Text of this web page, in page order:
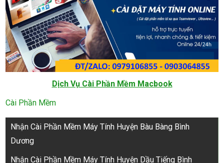
Dịch Vụ Cài Phần Mềm Macbook
Cài Phần Mềm
Điều
hướng
bài
Nhận Cài Phần Mềm Máy Tính Huyện Bàu Bàng Bình
Dương
Nhận Cài Phần Mềm Máy Tính Huyện Dầu Tiếng Bình